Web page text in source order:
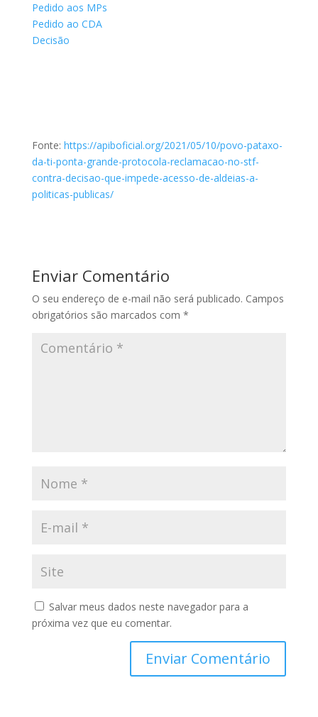
Pedido aos MPs
Pedido ao CDA
Decisão
Fonte: https://apiboficial.org/2021/05/10/povo-pataxo-
da-ti-ponta-grande-protocola-reclamacao-no-stf-
contra-decisao-que-impede-acesso-de-aldeias-a-
politicas-publicas/
Enviar Comentário
O seu endereço de e-mail não será publicado. Campos
obrigatórios são marcados com *
Salvar meus dados neste navegador para a
próxima vez que eu comentar.